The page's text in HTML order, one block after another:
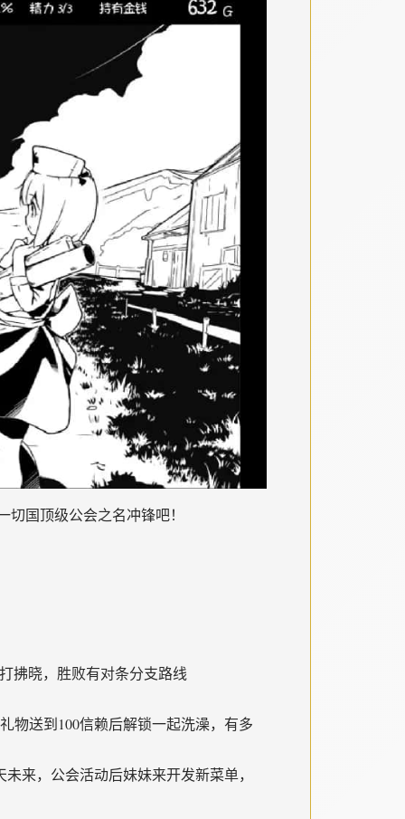
国顶级公会之名冲锋吧！
拂晓，胜败有对条分支路线
物送到100信赖后解锁一起洗澡，有多
来，公会活动后妹妹来开发新菜单，